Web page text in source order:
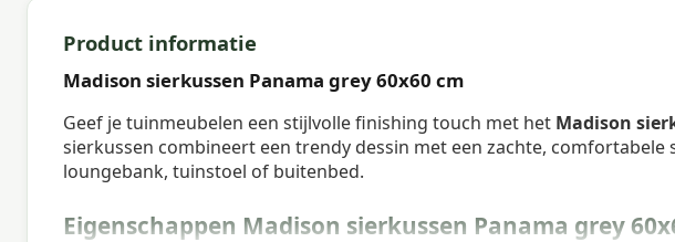
Product informatie
Madison sierkussen Panama grey 60x60 cm
Geef je tuinmeubelen een stijlvolle finishing touch met het Madison
sierkussen combineert een trendy dessin met een zachte,
loungebank, tuinstoel of buitenbed.
Eigenschappen Madison sierkussen Panama grey